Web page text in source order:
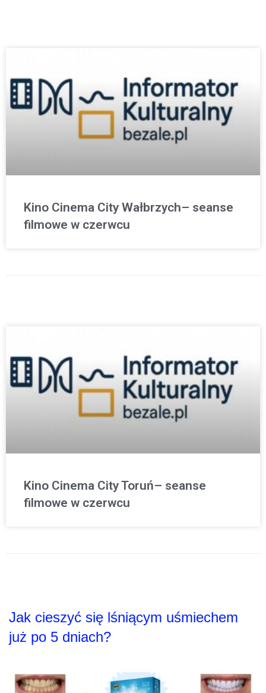
Kino Cinema City Wałbrzych– seanse
filmowe w czerwcu
Kino Cinema City Toruń– seanse
filmowe w czerwcu
Jak cieszyć się lśniącym uśmiechem
już po 5 dniach?